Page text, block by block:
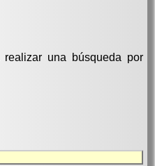
una búsqueda por